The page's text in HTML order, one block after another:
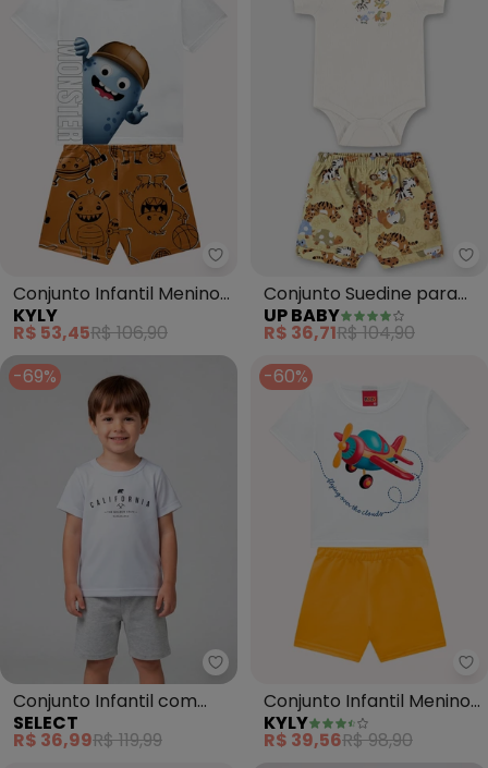
Kyly - Conjunto Infantil Menino
Conjunto Infantil Menino
Monstrinhos (Branco)
KYLY
R$ 53,45R$ 106,90
Conjunto Suedine para
Bebê Menino (Branco)
UP BABY
R$ 36,71R$ 104,90
-69%
Select - Conjunto Infantil com
Conjunto Infantil com
Estampa Localizada
(Branco)
SELECT
R$ 36,99R$ 119,99
-60%
Conjunto Infantil Menino
em Algodão (Branco)
KYLY
R$ 39,56R$ 98,90